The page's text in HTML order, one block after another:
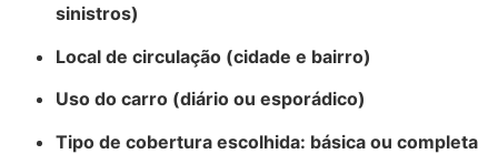
sinistros)
Local de circulação (cidade e bairro)
Uso do carro (diário ou esporádico)
Tipo de cobertura escolhida: básica ou completa